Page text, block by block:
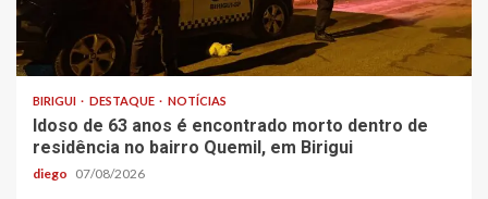
BIRIGUI DESTAQUE NOTÍCIAS
Idoso de 63 anos é encontrado morto dentro de
residência no bairro Quemil, em Birigui
diego 07/08/2026